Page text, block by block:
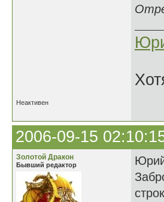
Неактивен
2006-09-15
Золотой Дракон
Бывший редактор